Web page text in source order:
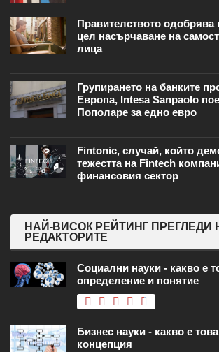
Правителството одобрява
цел насърчаване на
лица
Групирането на банките
Европа, Intesa Sanpaolo
Пополаре за едно евро
Fintonic, случай, който
тежестта на Fintech
финансовия сектор
НАЙ-ВИСОК РЕЙТИНГ ПРЕГЛЕДИ
РЕДАКТОРИТЕ
Социални науки - какво е
определение и понятие
Бизнес науки - какво е
концепция